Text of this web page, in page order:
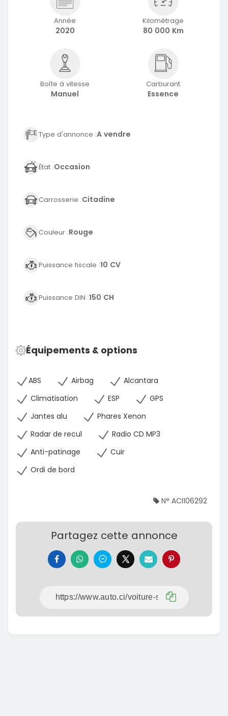
Année
2020
Kilométrage
80 000 Km
Boîte à vitesse
Manuel
Carburant
Essence
Type d'annonce :A vendre
État :Occasion
Carrosserie :Citadine
Couleur :Rouge
Puissance fiscale :10 CV
Puissance DIN :150 CH
Équipements & options
ABS Airbag
Alcantara
Climatisation
ESP
GPS
Jantes alu
Phares Xenon
Radar de recul
Radio CD MP3
Anti-patinage
Cuir
Ordi de bord
N° ACI106292
Partagez cette annonce